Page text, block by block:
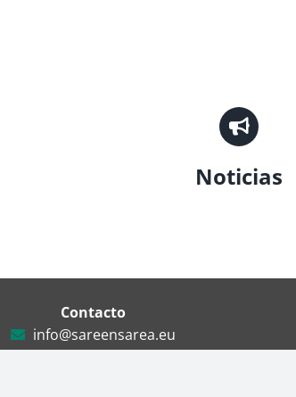
Noticias
Contacto
info@sareensarea.eu